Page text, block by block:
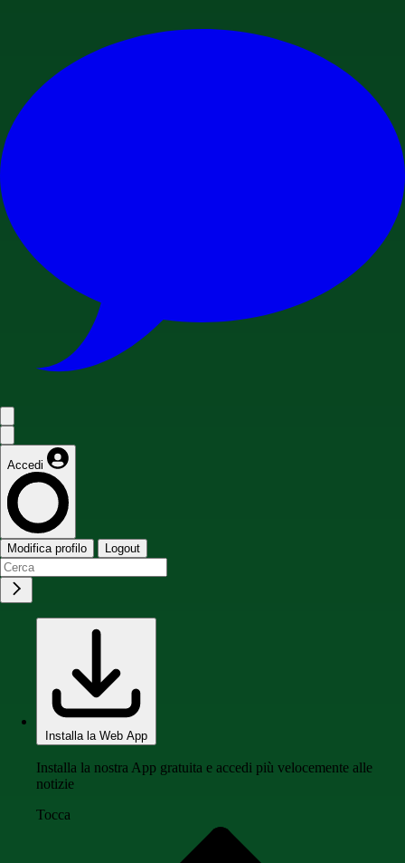
Accedi
Modifica profilo Logout
Installa la Web App
Installa la nostra App gratuita e accedi più velocemente alle
notizie
Tocca